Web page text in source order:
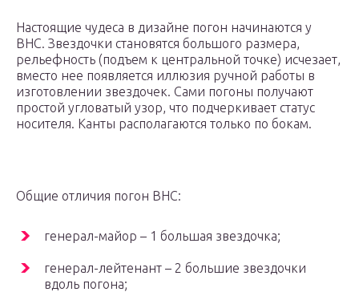
Настоящие чудеса в дизайне погон начинаются у
ВНС. Звездочки становятся большого размера,
рельефность (подъем к центральной точке) исчезает,
вместо нее появляется иллюзия ручной работы в
изготовлении звездочек. Сами погоны получают
простой угловатый узор, что подчеркивает статус
носителя. Канты располагаются только по бокам.
Общие отличия погон ВНС:
генерал-майор – 1 большая звездочка;
генерал-лейтенант – 2 большие звездочки
вдоль погона;